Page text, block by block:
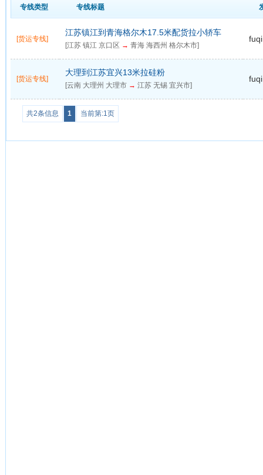
专线类型 专线标题
[货运专线]
江苏镇江到青海格尔木17.5米配货拉小轿车
[江苏 镇江 京口区 → 青海 海西州 格尔木市]
[货运专线]
大理到江苏宜兴13米拉硅粉
[云南 大理州 大理市 → 江苏 无锡 宜兴市]
共2条信息 1 当前第:1页